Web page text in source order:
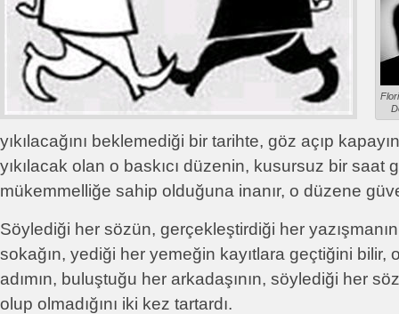
yıkılacağını beklemediği bir tarihte, göz açıp
yıkılacak olan o baskıcı düzenin, kusursuz bir saat
mükemmelliğe sahip olduğuna inanır, o düzene
Söylediği her sözün, gerçekleştirdiği her
sokağın, yediği her yemeğin kayıtlara geçtiğini bilir,
adımın, buluştuğu her arkadaşının, söylediği her
olup olmadığını iki kez tartardı.